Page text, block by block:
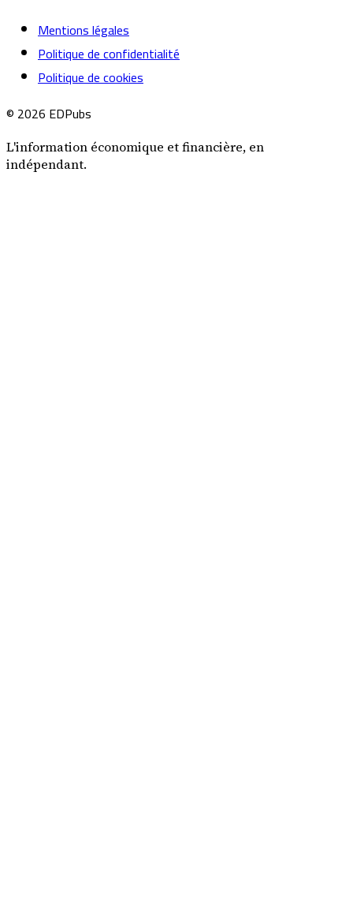
Mentions légales
Politique de confidentialité
Politique de cookies
© 2026 EDPubs
L'information économique et financière, en
indépendant.